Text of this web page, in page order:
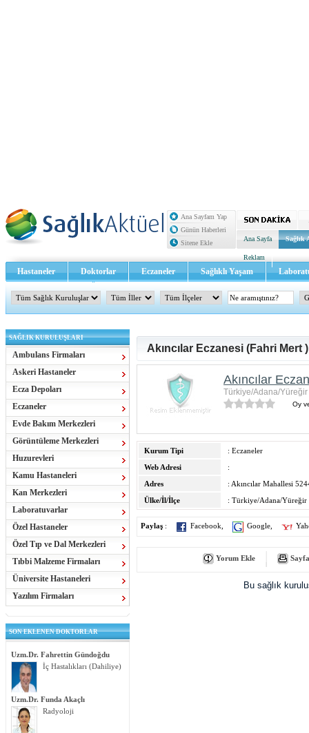
Ana Sayfam Yap
Günün Haberleri
Sitene Ekle
Ana Sayfa Sağlık
Reklam
Hastaneler Doktorlar Eczaneler Sağlıklı Yaşam
Sağlık TV - Video İletişim
SAĞLIK KURULUŞLARI
Ambulans Firmaları
Askeri Hastaneler
Ecza Depoları
Eczaneler
Evde Bakım Merkezleri
Görüntüleme Merkezleri
Huzurevleri
Kamu Hastaneleri
Kan Merkezleri
Laboratuvarlar
Özel Hastaneler
Özel Tıp ve Dal Merkezleri
Tıbbi Malzeme Firmaları
Üniversite Hastaneleri
Yazılım Firmaları
SON EKLENEN DOKTORLAR
Uzm.Dr. Fahrettin Gündoğdu
İç Hastalıkları (Dahiliye)
Uzm.Dr. Funda Akaçlı
Radyoloji
Akıncılar Eczanesi (Fahri Mert )
Akıncılar
Türkiye/Adana/Yüreğir
Oy
Kurum Tipi
: Eczaneler
Web Adresi
:
Adres
: Akıncılar Mahallesi
Ülke/İl/İlçe
: Türkiye/Adana/Yüreğir
Paylaş : Facebook Google
Yorum Ekle
Bu sağlık